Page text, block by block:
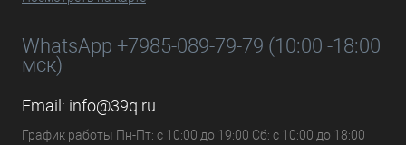
WhatsApp +7985-089-79-79 (10:00 -18:00
мск)
Email: info@39q.ru
График работы Пн-Пт: с 10:00 до 19:00 Сб: с 10:00 до 18:00